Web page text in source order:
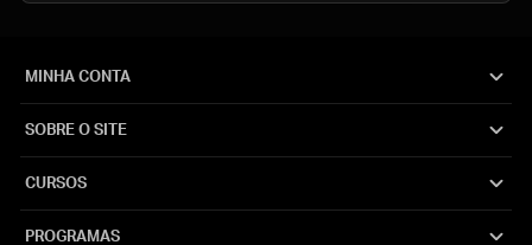
MINHA CONTA
SOBRE O SITE
CURSOS
PROGRAMAS